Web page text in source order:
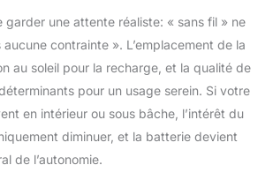
réduisant efficacement
le risque d'accidents de
être transmis jusqu'à
500 mètres en espace
ouvert. Caméra sans fil
7" et 1080P : La caméra
de recul pour caravane
garder une attente réaliste: « sans fil » ne
contrainte ». L’emplacement de la
au soleil pour la recharge, et la qualité de
pour un usage serein. Si votre
en intérieur ou sous bâche, l’intérêt du
diminuer, et la batterie devient
de l’autonomie.